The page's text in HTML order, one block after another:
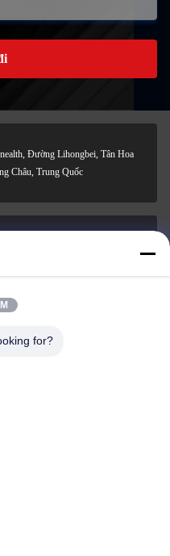
Đường Lihongbei, Tân Hoa
Châu, Trung Quốc
for?